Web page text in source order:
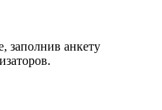
заполнив анкету